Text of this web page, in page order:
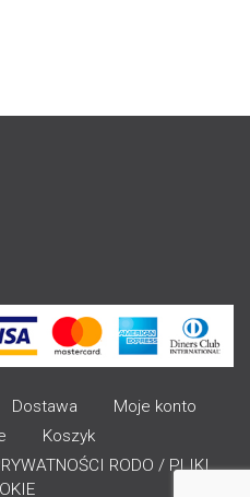
Dostawa
Moje konto
Koszyk
RODO / PLIKI